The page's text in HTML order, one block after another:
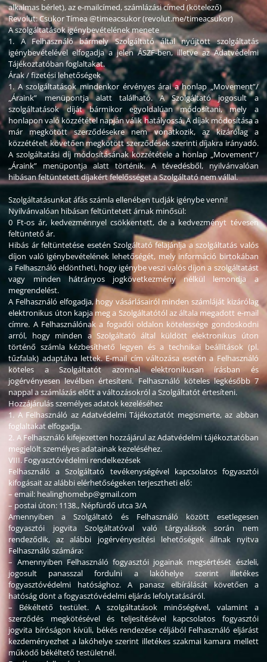
alkalmas bérlet), az e-mailcímed, számlázási címed (kötelező)
Revolut: Csukor Tímea @timeacsukor (revolut.me/timeacsukor)
A szolgáltatások igénybevételének menete
1. A Felhasználó bármely Szolgáltató által nyújtott szolgáltatás
igénybevételével elfogadja a jelen ÁSZF-ben, illetve az Adatvédelmi
Tájékoztatóban foglaltakat.
Árak / fizetési lehetőségek
1. A szolgáltatások mindenkor érvényes árai a honlap „Movement”/
„Áraink” menüpontja alatt található. A Szolgáltató jogosult a
szolgáltatások díját bármikor egyoldalúan módosítani, mely a
honlapon való közzététel napján válik hatályossá. A díjak módosítása a
már megkötött szerződésekre nem vonatkozik, az kizárólag a
közzétételt követően megkötött szerződések szerinti díjakra irányadó.
A szolgáltatási díj módosításának közzététele a honlap „Movement”/
„Áraink” menüpontja alatt történik. A tévedésből, nyilvánvalóan
hibásan feltüntetett díjakért felelősséget a Szolgáltató nem vállal.
Szolgáltatásunkat áfás számla ellenében tudják igénybe venni!
Nyilvánvalóan hibásan feltüntetett árnak minősül:
0 Ft-os ár, kedvezménnyel csökkentett, de a kedvezményt tévesen
feltüntető ár.
Hibás ár feltüntetése esetén Szolgáltató felajánlja a szolgáltatás valós
díjon való igénybevételének lehetőségét, mely információ birtokában
a Felhasználó eldöntheti, hogy igénybe veszi valós díjon a szolgáltatást
vagy minden hátrányos jogkövetkezmény nélkül lemondja a
megrendelést.
A Felhasználó elfogadja, hogy vásárlásairól minden számláját kizárólag
elektronikus úton kapja meg a Szolgáltatótól az általa megadott e-mail
címre. A Felhasználónak a fogadói oldalon kötelessége gondoskodni
arról, hogy minden a Szolgáltató által küldött elektronikus úton
történő számla kézbesíthető legyen és a technikai beállítások (pl.
tűzfalak) adaptálva lettek. E-mail cím változása esetén a Felhasználó
köteles a Szolgáltatót azonnal elektronikusan írásban és
jogérvényesen levélben értesíteni. Felhasználó köteles legkésőbb 7
nappal a számlázás előtt a változásokról a Szolgáltatót értesíteni.
Hozzájárulás személyes adatok kezeléséhez
1. A Felhasználó az Adatvédelmi Tájékoztatót megismerte, az abban
foglaltakat elfogadja.
2. A Felhasználó kifejezetten hozzájárul az Adatvédelmi tájékoztatóban
megjelölt személyes adatainak kezeléséhez.
VIII. Fogyasztóvédelmi rendelkezések
Felhasználó a Szolgáltató tevékenységével kapcsolatos fogyasztói
kifogásait az alábbi elérhetőségeken terjesztheti elő:
– email: healinghomebp@gmail.com
– postai úton: 1138., Népfürdő utca 3/A
Amennyiben a Szolgáltató és Felhasználó között esetlegesen
fogyasztói jogvita Szolgáltatóval való tárgyalások során nem
rendeződik, az alábbi jogérvényesítési lehetőségek állnak nyitva
Felhasználó számára:
– Amennyiben Felhasználó fogyasztói jogainak megsértését észleli,
jogosult panasszal fordulni a lakóhelye szerint illetékes
fogyasztóvédelmi hatósághoz. A panasz elbírálását követően a
hatóság dönt a fogyasztóvédelmi eljárás lefolytatásáról.
– Békéltető testület. A szolgáltatások minőségével, valamint a
szerződés megkötésével és teljesítésével kapcsolatos fogyasztói
jogvita bíróságon kívüli, békés rendezése céljából Felhasználó eljárást
kezdeményezhet a lakóhelye szerint illetékes szakmai kamara mellett
működő békéltető testületnél.